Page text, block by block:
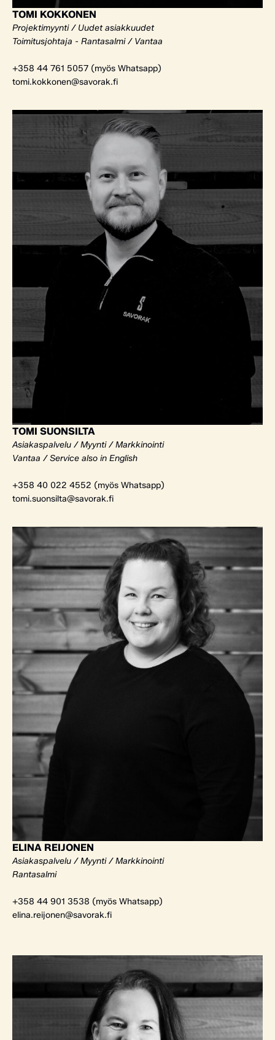
TOMI KOKKONEN
Projektimyynti / Uudet asiakkuudet
Toimitusjohtaja - Rantasalmi / Vantaa
+358 44 761 5057 (myös Whatsapp)
tomi.kokkonen@savorak.fi
TOMI SUONSILTA
Asiakaspalvelu / Myynti / Markkinointi
Vantaa / Service also in English
+358 40 022 4552 (myös Whatsapp)
tomi.suonsilta@savorak.fi
ELINA REIJONEN
Asiakaspalvelu / Myynti / Markkinointi
Rantasalmi
+358 44 901 3538 (myös Whatsapp)
elina.reijonen@savorak.fi